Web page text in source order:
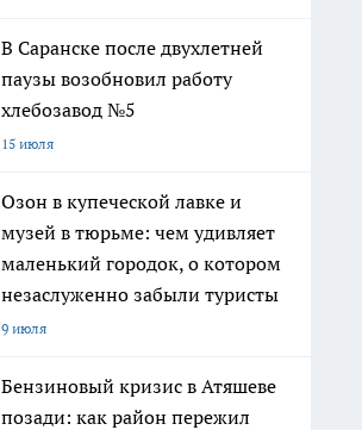
В Саранске после двухлетней
паузы возобновил работу
хлебозавод №5
15 июля
Озон в купеческой лавке и
музей в тюрьме: чем удивляет
маленький городок, о котором
незаслуженно забыли туристы
9 июля
Бензиновый кризис в Атяшеве
позади: как район пережил